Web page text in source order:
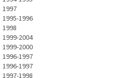
1997
1995-1996
1998
1999-2004
1999-2000
1996-1997
1996-1997